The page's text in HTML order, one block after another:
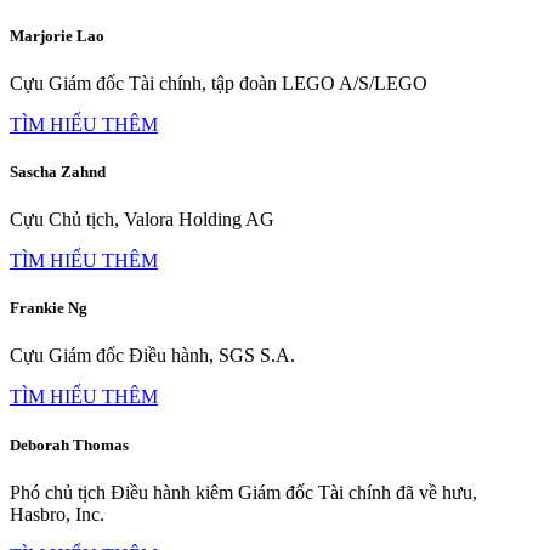
Marjorie Lao
Cựu Giám đốc Tài chính, tập đoàn LEGO A/S/LEGO
TÌM HIỂU THÊM
Sascha Zahnd
Cựu Chủ tịch, Valora Holding AG
TÌM HIỂU THÊM
Frankie Ng
Cựu Giám đốc Điều hành, SGS S.A.
TÌM HIỂU THÊM
Deborah Thomas
Phó chủ tịch Điều hành kiêm Giám đốc Tài chính đã về hưu,
Hasbro, Inc.